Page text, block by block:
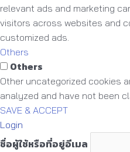
relevant ads and marketing
visitors across websites and
customized ads.
Others
Others
Other uncategorized cookies
analyzed and have not been
SAVE & ACCEPT
Login
ชื่อผู้ใช้หรือที่อยู่อีเมล